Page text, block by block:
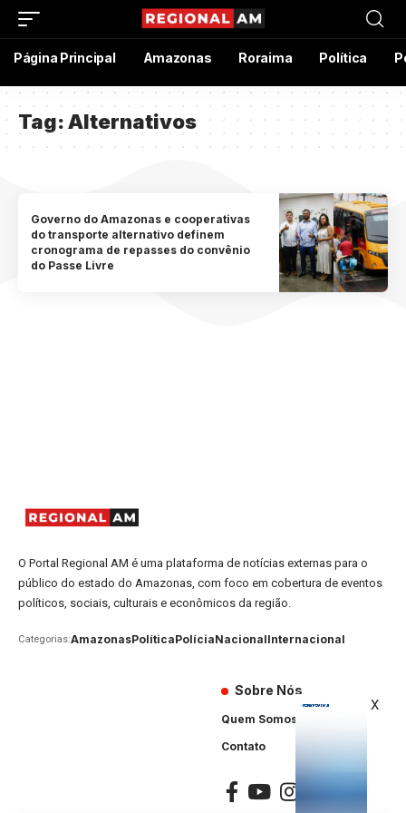
Página Principal Amazonas Roraima Política
Tag:Alternativos
Governo do Amazonas e cooperativas
do transporte alternativo definem
cronograma de repasses do convênio
do Passe Livre
O Portal Regional AM é uma plataforma de notícias externas para o
público do estado do Amazonas, com foco em cobertura de eventos
políticos, sociais, culturais e econômicos da região.
Categorias:AmazonasPolíticaPolíciaNacionalInternacional
Sobre Nós
Quem Somos
Contato
X